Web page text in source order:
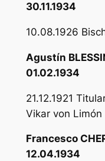
30.11.1934
10.08.1926
Agustín
01.02.1934
21.12.1921
Vikar von Limón
Francesco
12.04.1934